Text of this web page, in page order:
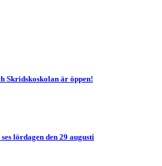
Skridskoskolan är öppen!
lördagen den 29 augusti